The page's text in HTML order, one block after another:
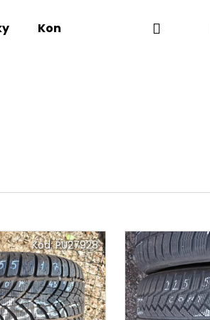
Kontakty Hledat
Kód:PU27928